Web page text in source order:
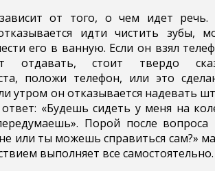
от того, о чем идет речь.
идти чистить зубы,
его в ванную. Если он взял
отдавать, стоит твердо
положи телефон, или это
утром он отказывается надевать
«Будешь сидеть у меня на
Порой после вопроса
или ты можешь справиться сам?»
выполняет все самостоятельно.